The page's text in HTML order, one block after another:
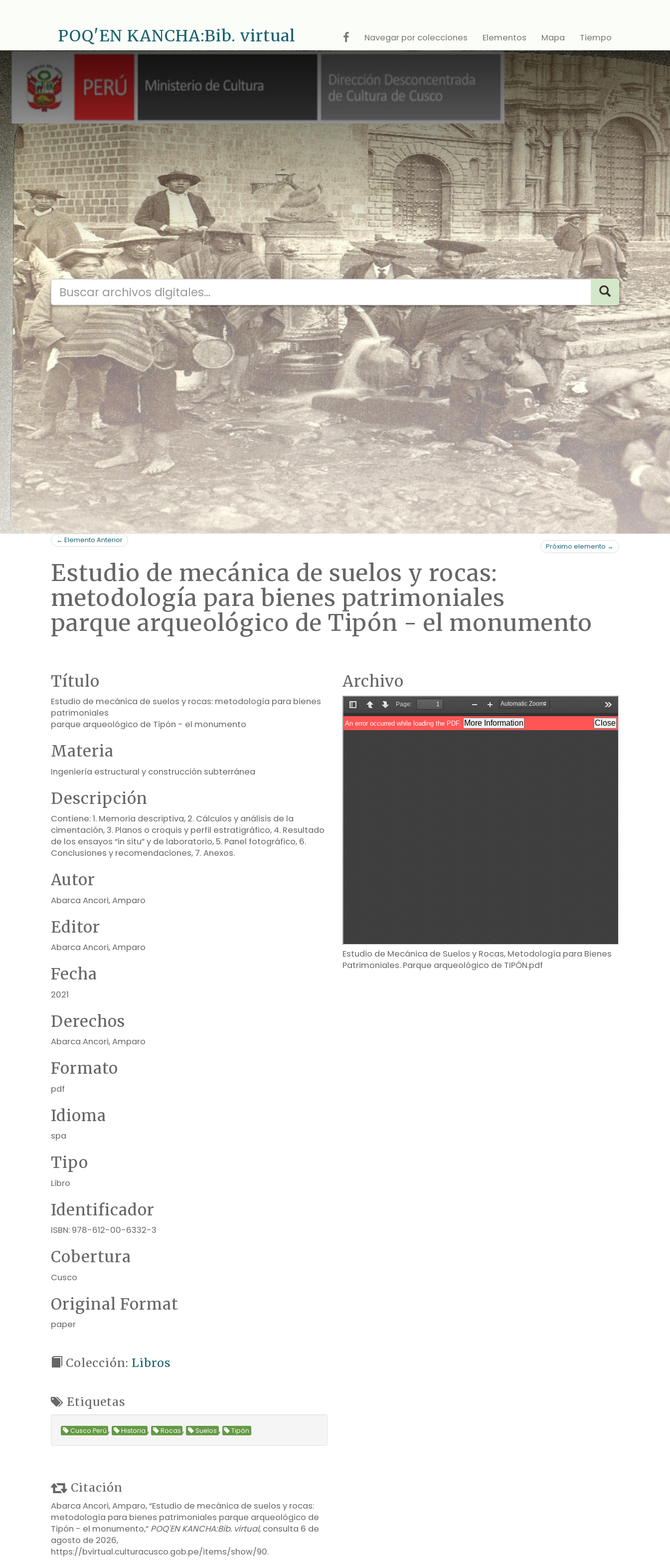
POQ'EN KANCHA:Bib. virtual Navegar por colecciones Elementos Mapa Tiempo
← Elemento Anterior
Próximo elemento →
Estudio de mecánica de suelos y rocas:
metodología para bienes patrimoniales
parque arqueológico de Tipón - el monumento
Título
Estudio de mecánica de suelos y rocas: metodología para bienes
patrimoniales
parque arqueológico de Tipón - el monumento
Materia
Ingeniería estructural y construcción subterránea
Descripción
Contiene: 1. Memoria descriptiva, 2. Cálculos y análisis de la
cimentación, 3. Planos o croquis y perfil estratigráfico, 4. Resultado
de los ensayos “in situ” y de laboratorio, 5. Panel fotográfico, 6.
Conclusiones y recomendaciones, 7. Anexos.
Autor
Abarca Ancori, Amparo
Editor
Abarca Ancori, Amparo
Fecha
2021
Derechos
Abarca Ancori, Amparo
Formato
pdf
Idioma
spa
Tipo
Libro
Identificador
ISBN: 978-612-00-6332-3
Cobertura
Cusco
Original Format
paper
Colección: Libros
Etiquetas
Cusco Perú , Historia , Rocas , Suelos , Tipón
Citación
Abarca Ancori, Amparo, “Estudio de mecánica de suelos y rocas:
metodología para bienes patrimoniales parque arqueológico de
Tipón - el monumento,” POQ'EN KANCHA:Bib. virtual, consulta 6 de
agosto de 2026,
https://bvirtual.culturacusco.gob.pe/items/show/90.
Archivo
Estudio de Mecánica de Suelos y Rocas, Metodología para Bienes
Patrimoniales. Parque arqueológico de TIPÓN.pdf